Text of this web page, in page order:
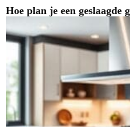
Hoe plan je een geslaagde